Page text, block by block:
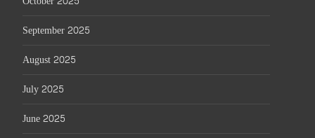
September 2025
August 2025
July 2025
June 2025